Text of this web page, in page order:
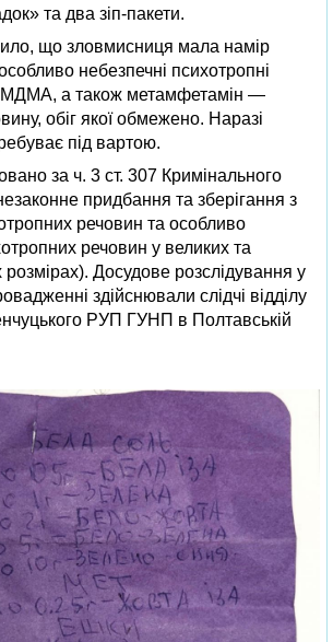
та два зіп-пакети.
що зловмисниця мала намір
небезпечні психотропні
МДМА, а також метамфетамін —
обіг якої обмежено. Наразі
під вартою.
за ч. 3 ст. 307 Кримінального
придбання та зберігання з
речовин та особливо
речовин у великих та
Досудове розслідування у
здійснювали слідчі відділу
РУП ГУНП в Полтавській